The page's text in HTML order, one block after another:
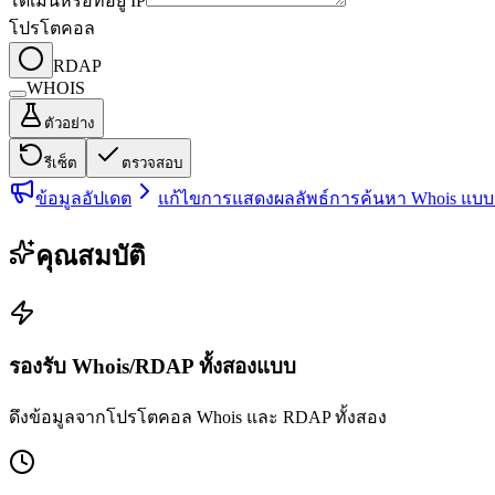
โปรโตคอล
RDAP
WHOIS
ตัวอย่าง
รีเซ็ต ตรวจสอบ
ข้อมูลอัปเดต แก้ไขการแสดงผลลัพธ์การค้นหา Whois แ
คุณสมบัติ
รองรับ Whois/RDAP ทั้งสองแบบ
ดึงข้อมูลจากโปรโตคอล Whois และ RDAP ทั้งสอง